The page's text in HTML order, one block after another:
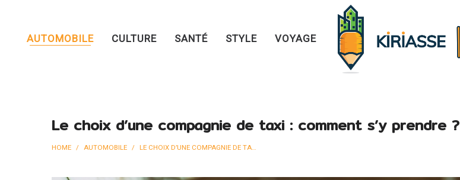
AUTOMOBILE CULTURE SANTÉ STYLE VOYAGE
Le choix d’une compagnie de taxi : comment s’y prendre ?
HOME / AUTOMOBILE / LE CHOIX D’UNE COMPAGNIE DE TAXI : COMMENT S’Y PRENDRE ?